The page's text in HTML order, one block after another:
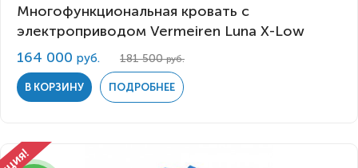
Многофункциональная кровать с
электроприводом Vermeiren Luna X-Low
164 000 руб. 181 500руб.
В КОРЗИНУ ПОДРОБНЕЕ